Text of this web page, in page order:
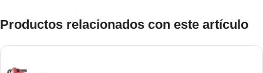
Productos relacionados con este artículo